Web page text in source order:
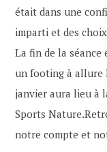
était dans une
imparti et des
La fin de la
un footing à
janvier aura lieu à
Sports
notre compte et